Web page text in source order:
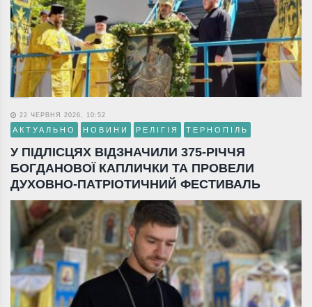
22 ЧЕРВНЯ 2026, 10:52
АКТУАЛЬНО НОВИНИ РЕЛІГІЯ ТЕРНОПІЛЬ
У ПІДЛІСЦЯХ ВІДЗНАЧИЛИ 375-РІЧЧЯ
БОГДАНОВОЇ КАПЛИЧКИ ТА ПРОВЕЛИ
ДУХОВНО-ПАТРІОТИЧНИЙ ФЕСТИВАЛЬ